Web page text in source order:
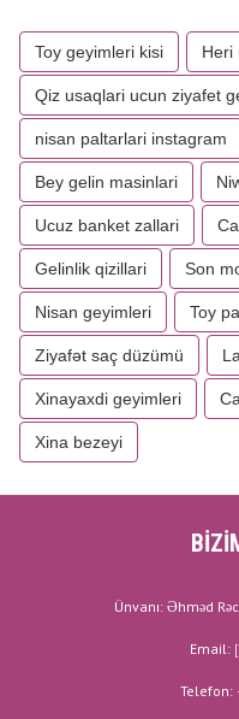
Toy geyimleri kisi Heri
Qiz usaqlari ucun ziyafet
nisan paltarlari instagram
Bey gelin masinlari
Ucuz banket zallari
Gelinlik qizillari Son
Nisan geyimleri Toy
Ziyafət saç düzümü
Xinayaxdi geyimleri
Xina bezeyi
Ünvanı: Əhməd
Email:
Telefon: